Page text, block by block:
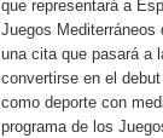
que representará a
Juegos Mediterráneos
una cita que pasará a
convertirse en el
como deporte con
programa de los